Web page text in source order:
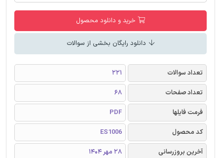
خرید و دانلود محصول
دانلود رایگان بخشی از سوالات
تعداد سوالات
221
تعداد صفحات
68
فرمت فایلها
PDF
کد محصول
ES1006
آخرین بروزرسانی
28 مهر 1404